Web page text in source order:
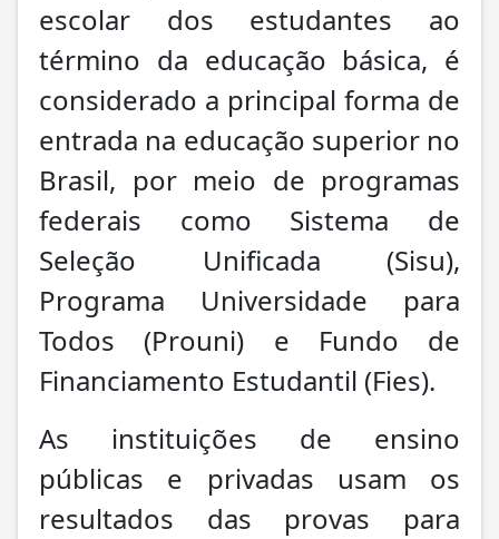
escolar dos estudantes ao
término da educação básica, é
considerado a principal forma de
entrada na educação superior no
Brasil, por meio de programas
federais como Sistema de
Seleção Unificada (Sisu),
Programa Universidade para
Todos (Prouni) e Fundo de
Financiamento Estudantil (Fies).
As instituições de ensino
públicas e privadas usam os
resultados das provas para